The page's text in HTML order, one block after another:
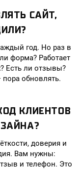
САЙТ,
год. Но раз в
форма? Работает
Есть ли отзывы?
обновлять.
КЛИЕНТОВ
доверия и
Вам нужны:
и телефон. Это